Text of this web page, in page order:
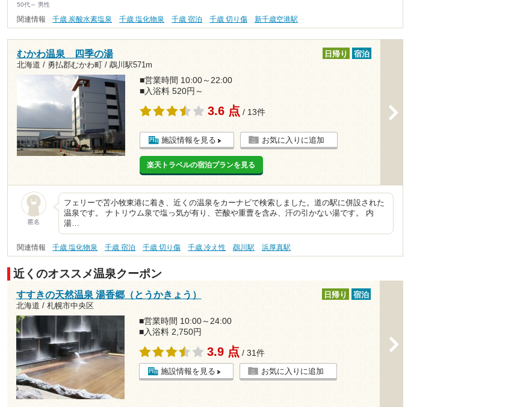
50代～ 男性
関連情報 千歳 炭酸水素塩泉 千歳 塩化物泉 千歳 宿泊 千歳 切り傷 新千歳空港駅
むかわ温泉 四季の湯
北海道 / 勇払郡むかわ町 / 鵡川駅571m
日帰り 宿泊
■営業時間 10:00～22:00
■入浴料 520円～
3.6 点 / 13件
施設情報を見る お気に入りに追加
楽天トラベルの宿泊プランを見る
匿名
フェリーで苫小牧東港に着き、近くの温泉をカーナビで検索しました。道の駅に併設された
温泉です。 ナトリウム泉で塩っ気が有り、芒酸や重曹を含み、汗の引かない湯です。 内
湯…
関連情報 千歳 塩化物泉 千歳 宿泊 千歳 切り傷 千歳 冷え性 鵡川駅 浜厚真駅
近くのオススメ温泉クーポン
すすきの天然温泉 湯香郷（とうかきょう）
北海道 / 札幌市中央区
日帰り 宿泊
■営業時間 10:00～24:00
■入浴料 2,750円
3.9 点 / 31件
施設情報を見る お気に入りに追加